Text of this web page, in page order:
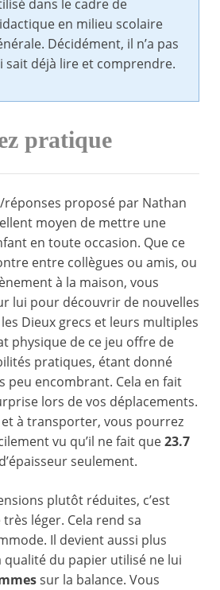
dans le cadre de
en milieu scolaire
Décidément, il n’a pas
sait déjà lire et comprendre.
pratique
réponses proposé par Nathan
moyen de mettre une
en toute occasion. Que ce
entre collègues ou amis, ou
à la maison, vous
lui pour découvrir de nouvelles
Dieux grecs et leurs multiples
physique de ce jeu offre de
pratiques, étant donné
peu encombrant. Cela en fait
lors de vos déplacements.
à transporter, vous pourrez
vu qu’il ne fait que23.7
seulement.
plutôt réduites, c’est
léger. Cela rend sa
Il devient aussi plus
qualité du papier utilisé ne lui
sur la balance. Vous